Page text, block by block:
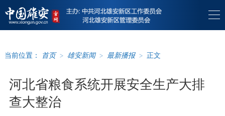
当前位置： 首页 > 雄安新闻 > 最新播报 > 正文
河北省粮食系统开展安全生产大排
查大整治